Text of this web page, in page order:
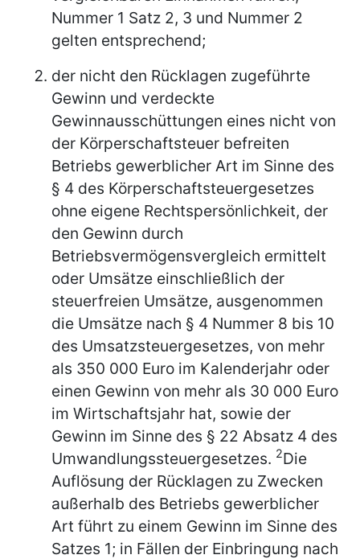
Nummer 1 Satz 2, 3 und Nummer 2
gelten entsprechend;
der nicht den Rücklagen zugeführte
Gewinn und verdeckte
Gewinnausschüttungen eines nicht von
der Körperschaftsteuer befreiten
Betriebs gewerblicher Art im Sinne des
§ 4 des Körperschaftsteuergesetzes
ohne eigene Rechtspersönlichkeit, der
den Gewinn durch
Betriebsvermögensvergleich ermittelt
oder Umsätze einschließlich der
steuerfreien Umsätze, ausgenommen
die Umsätze nach § 4 Nummer 8 bis 10
des Umsatzsteuergesetzes, von mehr
als 350 000 Euro im Kalenderjahr oder
einen Gewinn von mehr als 30 000 Euro
im Wirtschaftsjahr hat, sowie der
Gewinn im Sinne des § 22 Absatz 4 des
Umwandlungssteuergesetzes. 2Die
Auflösung der Rücklagen zu Zwecken
außerhalb des Betriebs gewerblicher
Art führt zu einem Gewinn im Sinne des
Satzes 1; in Fällen der Einbringung nach